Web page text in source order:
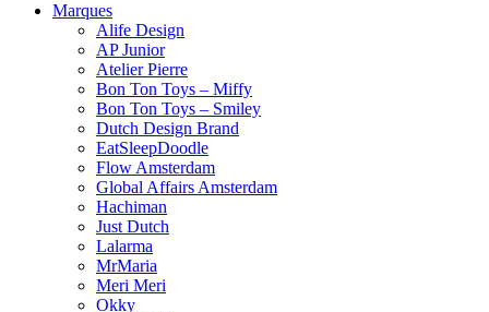
Marques
Alife Design
AP Junior
Atelier Pierre
Bon Ton Toys – Miffy
Bon Ton Toys – Smiley
Dutch Design Brand
EatSleepDoodle
Flow Amsterdam
Global Affairs Amsterdam
Hachiman
Just Dutch
Lalarma
MrMaria
Meri Meri
Okky